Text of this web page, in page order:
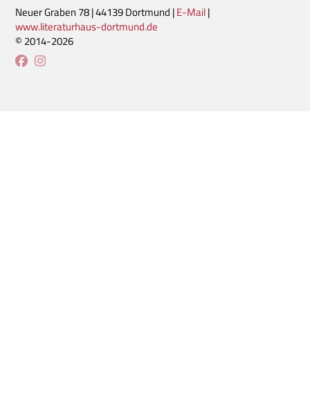
Neuer Graben 78 | 44139 Dortmund |E-Mail|
www.literaturhaus-dortmund.de
© 2014-2026